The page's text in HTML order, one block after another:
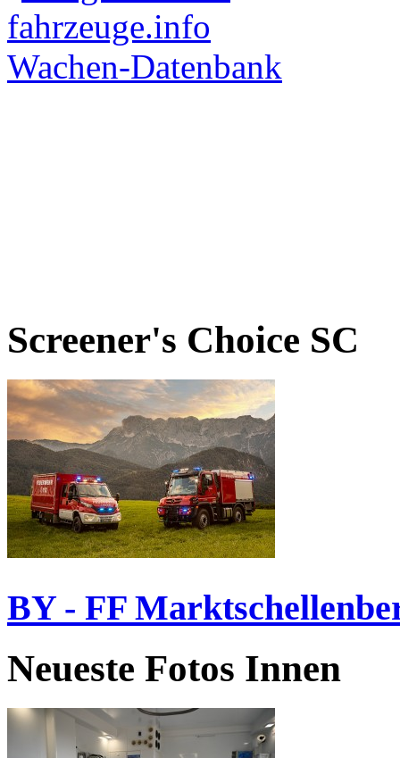
Screener's Choice SC
BY - FF
Neueste Fotos Innen